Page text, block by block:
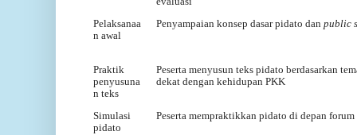
Pelaksanaa
n awal
Penyampaian konsep dasar pidato danpublic
Praktik
penyusuna
n teks
Peserta menyusun teks pidato berdasarkan
dekat dengan kehidupan PKK
Simulasi
pidato
Peserta mempraktikkan pidato di depan forum